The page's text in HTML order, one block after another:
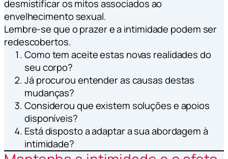
desmistificar os mitos associados ao
envelhecimento sexual.
Lembre-se que o prazer e a intimidade podem ser
redescobertos.
Como tem aceite estas novas realidades do
seu corpo?
Já procurou entender as causas destas
mudanças?
Considerou que existem soluções e apoios
disponíveis?
Está disposto a adaptar a sua abordagem à
intimidade?